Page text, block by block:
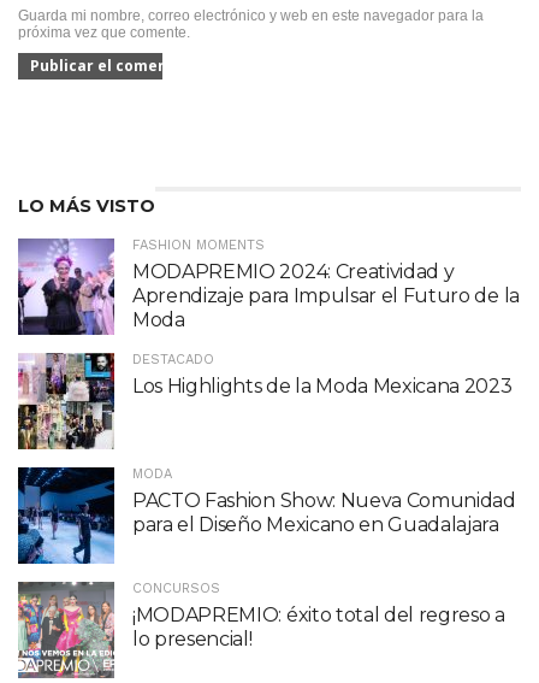
Guarda mi nombre, correo electrónico y web en este navegador para la
próxima vez que comente.
LO MÁS VISTO
FASHION MOMENTS
MODAPREMIO 2024: Creatividad y
Aprendizaje para Impulsar el Futuro de la
Moda
DESTACADO
Los Highlights de la Moda Mexicana 2023
MODA
PACTO Fashion Show: Nueva Comunidad
para el Diseño Mexicano en Guadalajara
CONCURSOS
¡MODAPREMIO: éxito total del regreso a
lo presencial!